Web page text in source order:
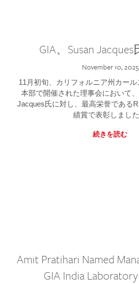
GIA、Susan
November 10, 2025
11月初旬、カリフォルニア州カー
本部で開催された理事会において
Jacques氏に対し、最高栄誉である
績賞で表彰しました
続きを読む
Amit Pratihari Named
GIA India